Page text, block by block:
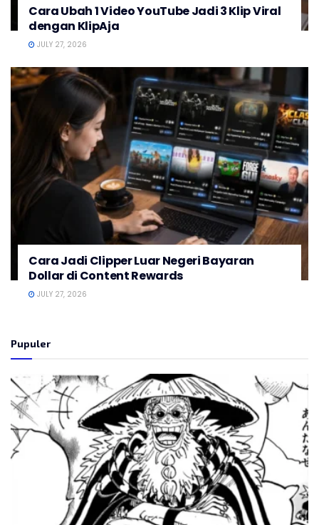
Cara Ubah 1 Video YouTube Jadi 3 Klip Viral
dengan KlipAja
JULY 27, 2026
Cara Jadi Clipper Luar Negeri Bayaran
Dollar di Content Rewards
JULY 27, 2026
Pupuler